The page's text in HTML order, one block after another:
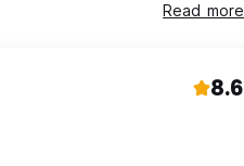
Read more
8.6